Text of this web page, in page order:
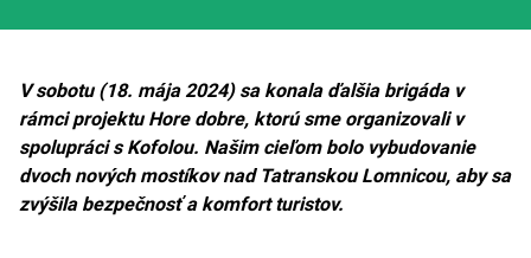
V sobotu (18. mája 2024) sa konala ďalšia brigáda v
rámci projektu Hore dobre, ktorú sme organizovali v
spolupráci s Kofolou. Našim cieľom bolo vybudovanie
dvoch nových mostíkov nad Tatranskou Lomnicou, aby sa
zvýšila bezpečnosť a komfort turistov.